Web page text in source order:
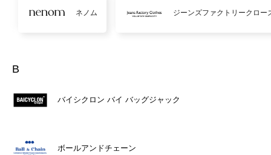
ネノム ジーンズファクトリークロー
B
バイシクロン バイ バッグジャック
ボールアンドチェーン